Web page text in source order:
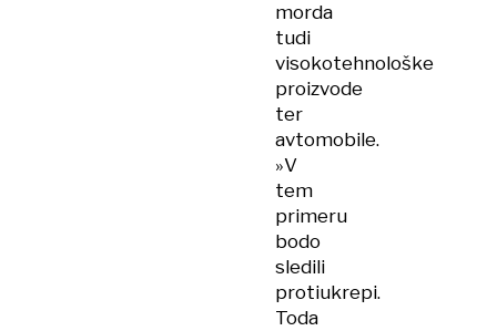
morda
tudi
visokotehnološke
proizvode
ter
avtomobile.
»V
tem
primeru
bodo
sledili
protiukrepi.
Toda